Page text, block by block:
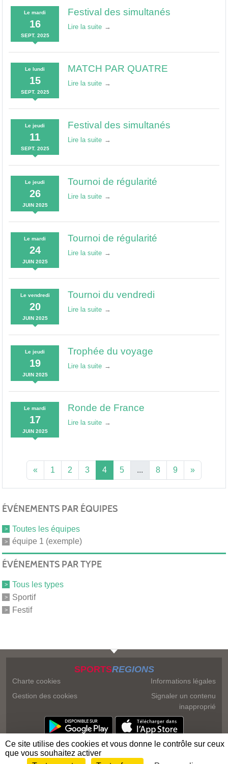
Lemardi
16
SEPT. 2025
Festival des simultanés
Lire la suite
Lelundi
15
SEPT. 2025
MATCH PAR QUATRE
Lire la suite
Lejeudi
11
SEPT. 2025
Festival des simultanés
Lire la suite
Lejeudi
26
JUIN 2025
Tournoi de régularité
Lire la suite
Lemardi
24
JUIN 2025
Tournoi de régularité
Lire la suite
Le vendredi
20
JUIN 2025
Tournoi du vendredi
Lire la suite
Lejeudi
19
JUIN 2025
Trophée du voyage
Lire la suite
Lemardi
17
JUIN 2025
Ronde de France
Lire la suite
« 1 2 3 4 5 ... 8 9 »
ÉVÉNEMENTS PAR ÉQUIPES
Toutes les équipes
équipe 1 (exemple)
ÉVÉNEMENTS PAR TYPE
Tous les types
Sportif
Festif
SPORTSREGIONS
Charte cookies
Gestion des cookies
Informations légales
Signaler un contenu
inapproprié
Ce site utilise des cookies et vous donne le contrôle sur ceux
que vous souhaitez activer